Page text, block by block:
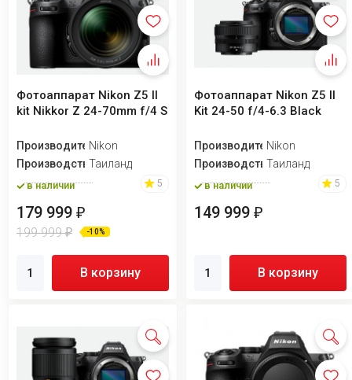
Фотоаппарат Nikon Z5 II
kit Nikkor Z 24-70mm f/4 S
ПроизводительNikon
ПроизводствоТаиланд
в наличии 5
179 999 ₽
199 999₽ -10%
В корзину
Фотоаппарат Nikon Z5 II
Kit 24-50 f/4-6.3 Black
ПроизводительNikon
ПроизводствоТаиланд
в наличии 5
149 999₽
В корзину